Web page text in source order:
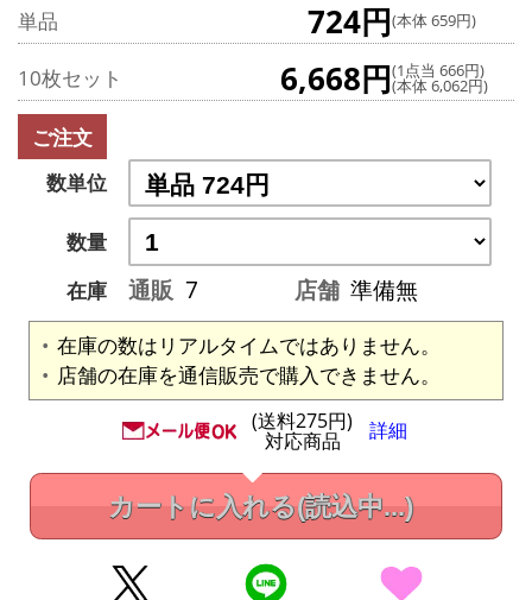
単品 724円(本体 659円)
10枚セット 6,668円(1点当 666円)
(本体 6,062円)
ご注文
数単位
数量
在庫
通販 7 店舗 準備無
在庫の数はリアルタイムではありません。
店舗の在庫を通信販売で購入できません。
(送料275円)
対応商品 詳細
カートに入れる(読込中...)